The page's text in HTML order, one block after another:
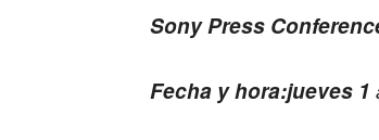
Sony Press
Fecha y hora:jueves 1